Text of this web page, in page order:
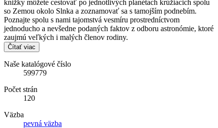
knižky môžete cestovať po jednotlivých planétach krúžiacich spolu
so Zemou okolo Slnka a zoznamovať sa s tamojším podnebím.
Poznajte spolu s nami tajomstvá vesmíru prostredníctvom
jednoducho a nevšedne podaných faktov z odboru astronómie, ktoré
zaujmú veľkých i malých členov rodiny.
Čítať viac
Naše katalógové číslo
599779
Počet strán
120
Väzba
pevná väzba